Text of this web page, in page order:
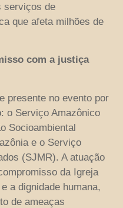
serviços de
que afeta milhões de
com a justiça
presente no evento por
o Serviço Amazônico
Socioambiental
e o Serviço
(SJMR). A atuação
da Igreja
a dignidade humana,
de ameaças